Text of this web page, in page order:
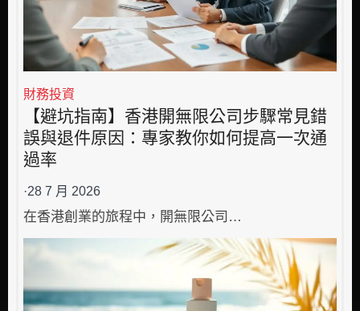
財務投資
【避坑指南】香港開無限公司步驟常見錯
誤與退件原因：專家教你如何提高一次通
過率
·28 7 月 2026
在香港創業的旅程中，開無限公司…